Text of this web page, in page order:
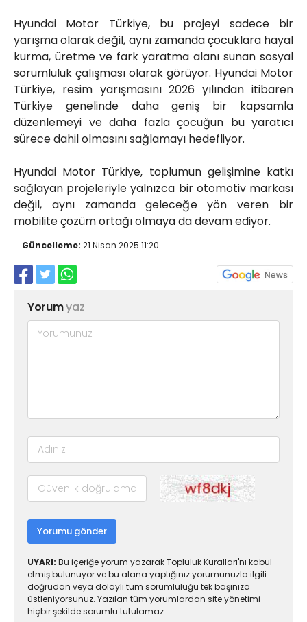
Hyundai Motor Türkiye, bu projeyi sadece bir
yarışma olarak değil, aynı zamanda çocuklara hayal
kurma, üretme ve fark yaratma alanı sunan sosyal
sorumluluk çalışması olarak görüyor. Hyundai Motor
Türkiye, resim yarışmasını 2026 yılından itibaren
Türkiye genelinde daha geniş bir kapsamla
düzenlemeyi ve daha fazla çocuğun bu yaratıcı
sürece dahil olmasını sağlamayı hedefliyor.
Hyundai Motor Türkiye, toplumun gelişimine katkı
sağlayan projeleriyle yalnızca bir otomotiv markası
değil, aynı zamanda geleceğe yön veren bir
mobilite çözüm ortağı olmaya da devam ediyor.
Güncelleme: 21 Nisan 2025 11:20
Yorumyaz
Yorumu gönder
UYARI: Bu içeriğe yorum yazarak Topluluk Kuralları'nı kabul
etmiş bulunuyor ve bu alana yaptığınız yorumunuzla ilgili
doğrudan veya dolaylı tüm sorumluluğu tek başınıza
üstleniyorsunuz. Yazılan tüm yorumlardan site yönetimi
hiçbir şekilde sorumlu tutulamaz.